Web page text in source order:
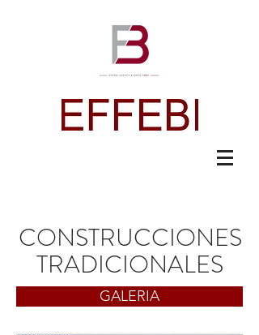
CONSTRUCCIONES
TRADICIONALES
GALERIA